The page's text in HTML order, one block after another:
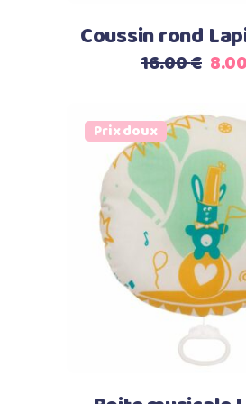
Coussin rond
16.00€ Le
initial
8.00
Prix doux
Select